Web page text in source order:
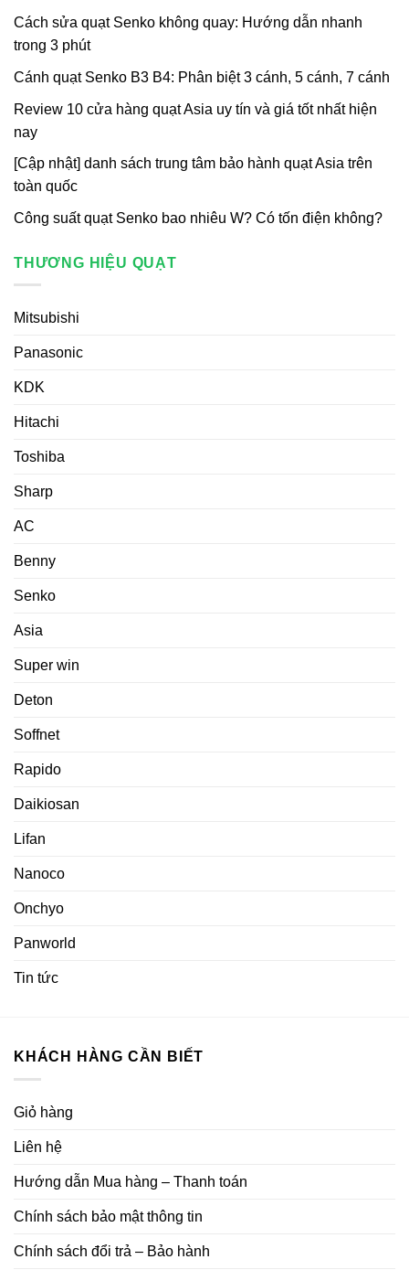
Cách sửa quạt Senko không quay: Hướng dẫn nhanh
trong 3 phút
Cánh quạt Senko B3 B4: Phân biệt 3 cánh, 5 cánh, 7 cánh
Review 10 cửa hàng quạt Asia uy tín và giá tốt nhất hiện
nay
[Cập nhật] danh sách trung tâm bảo hành quạt Asia trên
toàn quốc
Công suất quạt Senko bao nhiêu W? Có tốn điện không?
THƯƠNG HIỆU QUẠT
Mitsubishi
Panasonic
KDK
Hitachi
Toshiba
Sharp
AC
Benny
Senko
Asia
Super win
Deton
Soffnet
Rapido
Daikiosan
Lifan
Nanoco
Onchyo
Panworld
Tin tức
KHÁCH HÀNG CẦN BIẾT
Giỏ hàng
Liên hệ
Hướng dẫn Mua hàng – Thanh toán
Chính sách bảo mật thông tin
Chính sách đổi trả – Bảo hành